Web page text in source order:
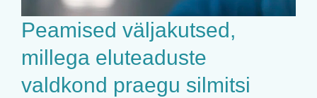
Peamised väljakutsed,
millega eluteaduste
valdkond praegu silmitsi